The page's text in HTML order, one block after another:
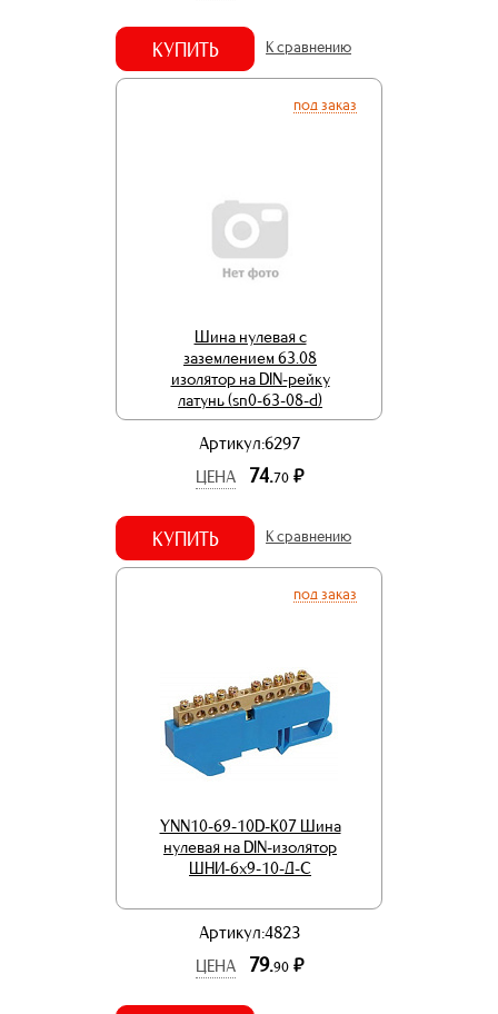
КУПИТЬ К сравнению
под заказ
Шина нулевая с
заземлением 63.08
изолятор на DIN-рейку
латунь (sn0-63-08-d)
Артикул:6297
ЦЕНА
74.70 р.
КУПИТЬ К сравнению
под заказ
YNN10-69-10D-K07 Шина
нулевая на DIN-изолятор
ШНИ-6х9-10-Д-С
Артикул:4823
ЦЕНА
79.90 р.